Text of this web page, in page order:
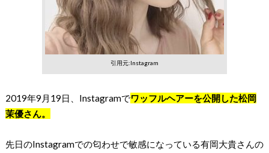
引用元:Instagram
2019年9月19日、Instagramでワッフルヘアーを公開した松岡
茉優さん。
先日のInstagramでの匂わせで敏感になっている有岡大貴さんの